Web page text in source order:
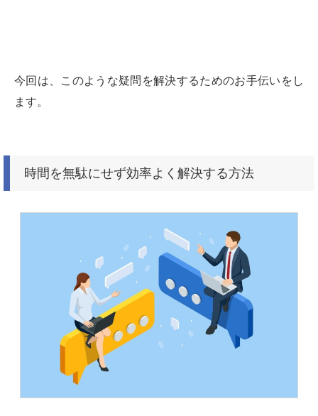
今回は、このような疑問を解決するためのお手伝いをし
ます。
時間を無駄にせず効率よく解決する方法